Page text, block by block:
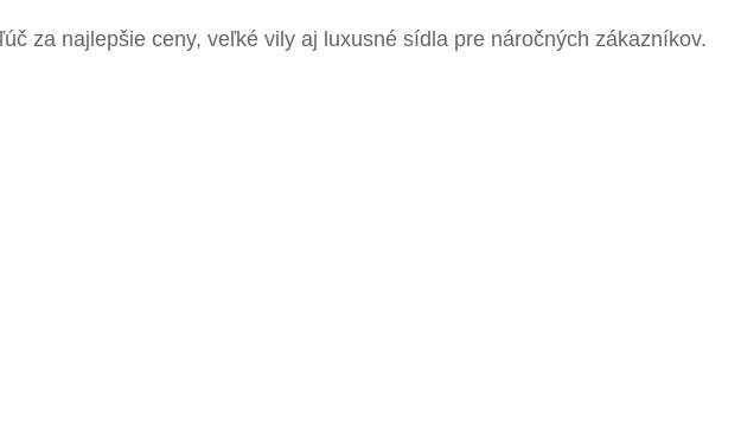
za najlepšie ceny, veľké vily aj luxusné sídla pre náročných zákazníkov.